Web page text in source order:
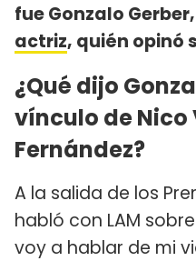
fue Gonzalo
actriz, quién opinó
¿Qué dijo
vínculo de Nico
Fernández?
A la salida de los
habló con LAM
voy a hablar de mi